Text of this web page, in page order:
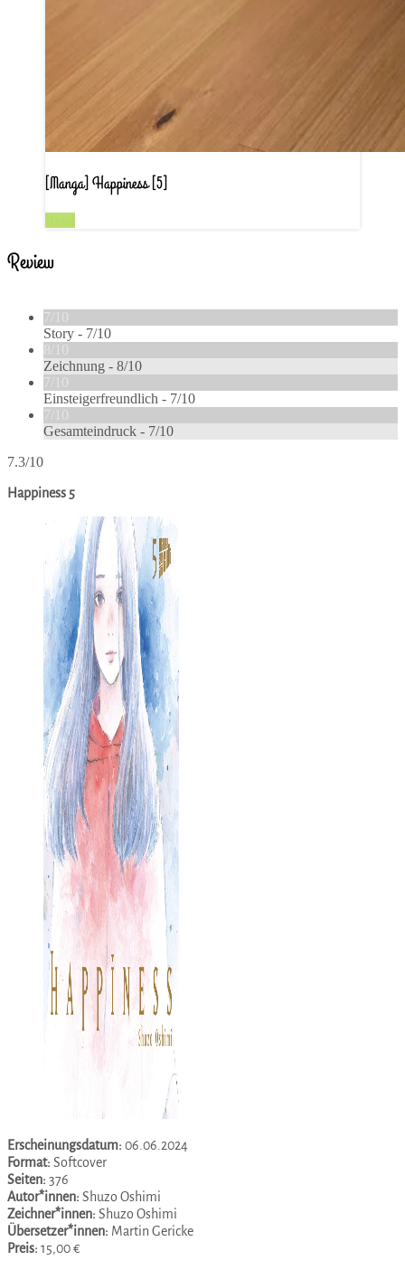
[Manga] Happiness [5]
Review
7/10
Story - 7/10
8/10
Zeichnung - 8/10
7/10
Einsteigerfreundlich - 7/10
7/10
Gesamteindruck - 7/10
7.3/10
Happiness 5
Erscheinungsdatum: 06.06.2024
Format: Softcover
Seiten: 376
Autor*innen: Shuzo Oshimi
Zeichner*innen: Shuzo Oshimi
Übersetzer*innen: Martin Gericke
Preis: 15,00 €